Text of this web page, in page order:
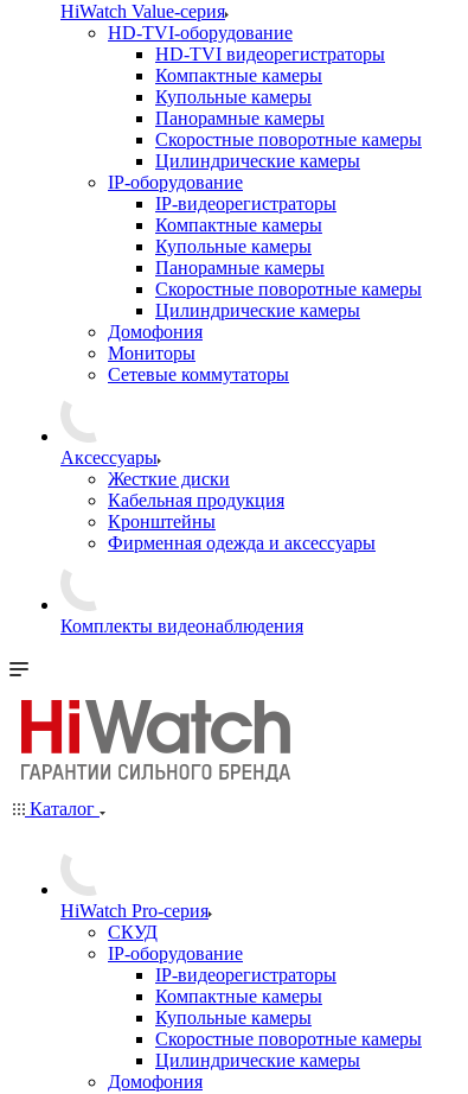
HiWatch Value-серия
HD-TVI-оборудование
HD-TVI видеорегистраторы
Компактные камеры
Купольные камеры
Панорамные камеры
Скоростные поворотные камеры
Цилиндрические камеры
IP-оборудование
IP-видеорегистраторы
Компактные камеры
Купольные камеры
Панорамные камеры
Скоростные поворотные камеры
Цилиндрические камеры
Домофония
Мониторы
Сетевые коммутаторы
Аксессуары
Жесткие диски
Кабельная продукция
Кронштейны
Фирменная одежда и аксессуары
Комплекты видеонаблюдения
Каталог
HiWatch Pro-серия
CКУД
IP-оборудование
IP-видеорегистраторы
Компактные камеры
Купольные камеры
Скоростные поворотные камеры
Цилиндрические камеры
Домофония